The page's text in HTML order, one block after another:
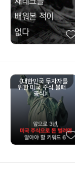
《대한민국 투자자를
위한 미국 주식 불패
공식》